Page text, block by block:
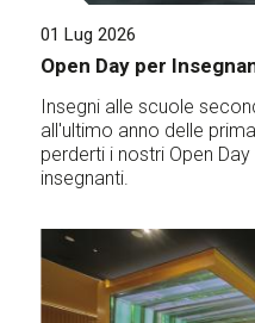
01 Lug 2026
Open Day per
Insegni alle scuole
all'ultimo anno delle
perderti i nostri Open
insegnanti.